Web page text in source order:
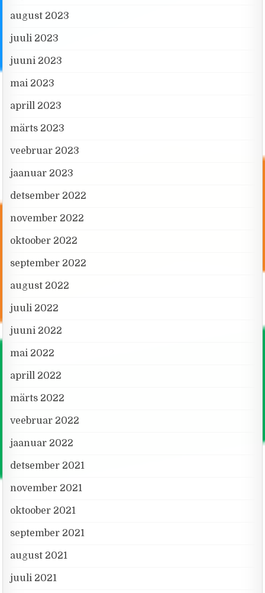
august 2023
juuli 2023
juuni 2023
mai 2023
aprill 2023
märts 2023
veebruar 2023
jaanuar 2023
detsember 2022
november 2022
oktoober 2022
september 2022
august 2022
juuli 2022
juuni 2022
mai 2022
aprill 2022
märts 2022
veebruar 2022
jaanuar 2022
detsember 2021
november 2021
oktoober 2021
september 2021
august 2021
juuli 2021